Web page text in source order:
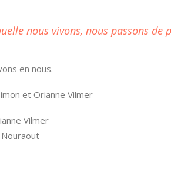
nous vivons, nous passons
en nous.
et Orianne Vilmer
Vilmer
Nouraout